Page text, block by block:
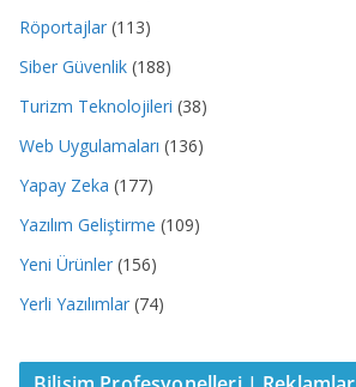
Röportajlar (113)
Siber Güvenlik (188)
Turizm Teknolojileri (38)
Web Uygulamaları (136)
Yapay Zeka (177)
Yazılım Geliştirme (109)
Yeni Ürünler (156)
Yerli Yazılımlar (74)